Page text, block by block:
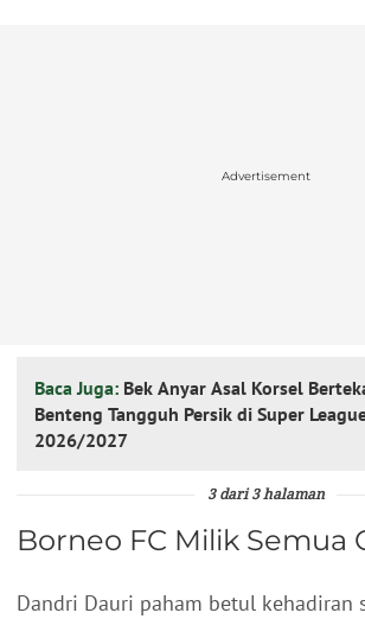
Advertisement
Baca Juga: Bek Anyar Asal Korsel
Benteng Tangguh Persik di Super
2026/2027
3 dari 3 halaman
Borneo FC Milik Semua
Dandri Dauri paham betul kehadiran